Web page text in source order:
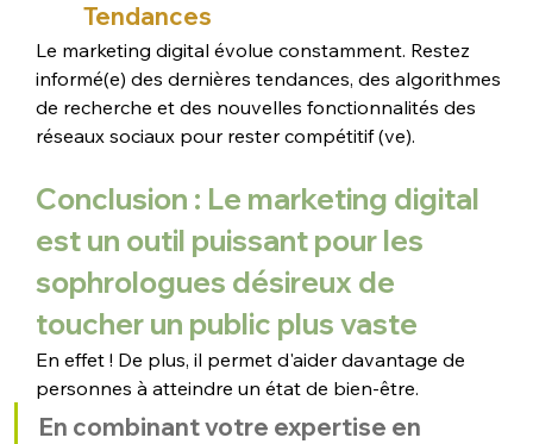
Tendances
Le marketing digital évolue constamment. Restez
informé(e) des dernières tendances, des algorithmes
de recherche et des nouvelles fonctionnalités des
réseaux sociaux pour rester compétitif (ve).
Conclusion : Le marketing digital
est un outil puissant pour les
sophrologues désireux de
toucher un public plus vaste
En effet ! De plus, il permet d'aider davantage de
personnes à atteindre un état de bien-être.
En combinant votre expertise en